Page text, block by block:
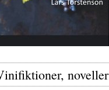
noveller